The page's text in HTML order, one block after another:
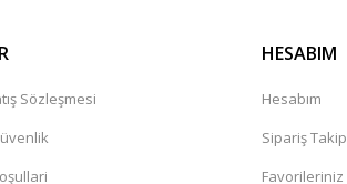
Sözleşmesi
HESABIM
Hesabım
Sipariş Takip
Favorileriniz